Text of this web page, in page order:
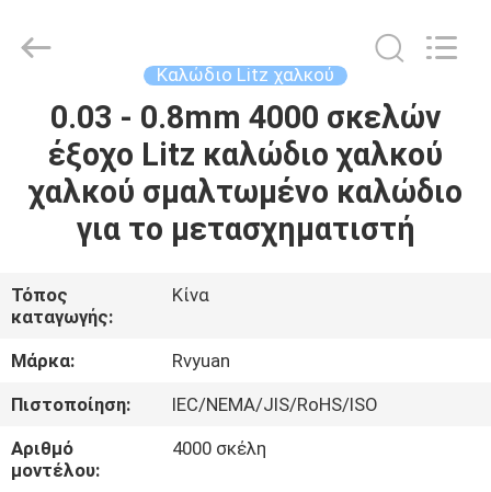
ΣΠΊΤΙ
ΠΡΟΪΌΝΤΑ
ΒΊΝΤΕΟ
ΠΕΡΊΠΟΥ
ΕΜΕΊΣ
ΓΎΡΟΣ
ΕΡΓΟΣΤΑΣΊΩΝ
Material
Co,.Ltd.
Καλώδιο Litz χαλκού
0.03 - 0.8mm 4000 σκελών
έξοχο Litz καλώδιο χαλκού
χαλκού σμαλτωμένο καλώδιο
για το μετασχηματιστή
Τόπος
καταγωγής:
Κίνα
Μάρκα:
Rvyuan
Πιστοποίηση:
IEC/NEMA/JIS/RoHS/ISO
Αριθμό
μοντέλου:
4000 σκέλη